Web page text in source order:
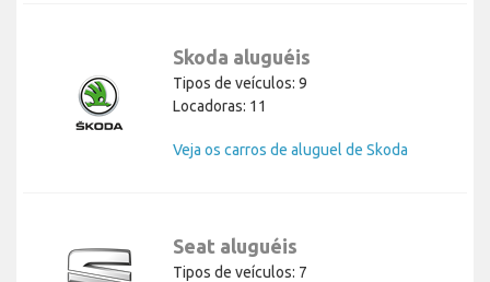
Skoda aluguéis
Tipos de veículos: 9
Locadoras: 11
Veja os carros de aluguel de Skoda
Seat aluguéis
Tipos de veículos: 7